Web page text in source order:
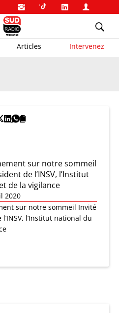
Articles Intervenez
sur notre sommeil
de l’INSV, l’Institut
de la vigilance
2020
sur notre sommeil Invité
l’Institut national du